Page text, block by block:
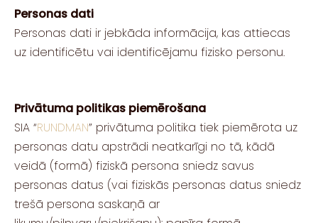
Personas dati
Personas dati ir jebkāda informācija, kas attiecas
uz identificētu vai identificējamu fizisko personu.
Privātuma politikas piemērošana
SIA “RUNDMAN” privātuma politika tiek piemērota uz
personas datu apstrādi neatkarīgi no tā, kādā
veidā (formā) fiziskā persona sniedz savus
personas datus (vai fiziskās personas datus sniedz
trešā persona saskaņā ar